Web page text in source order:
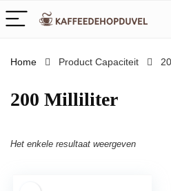
Home Product Capaciteit
‎200 Milliliter
Het enkele resultaat weergeven